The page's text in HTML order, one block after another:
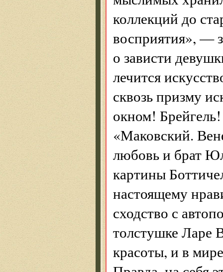
коллекций до
восприятия», —
о зависти
лечится
сквозь призму
окном!
«Маковский.
любовь и брат
картины
настоящему
сходство с
толстушке Ларе
красоты, и в